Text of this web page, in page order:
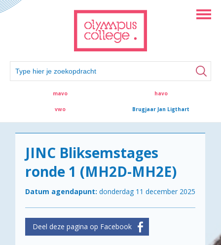
mavo havo
vwo Brugjaar Jan Ligthart
JINC Bliksemstages
ronde 1 (MH2D-MH2E)
Datum agendapunt: donderdag 11 december 2025